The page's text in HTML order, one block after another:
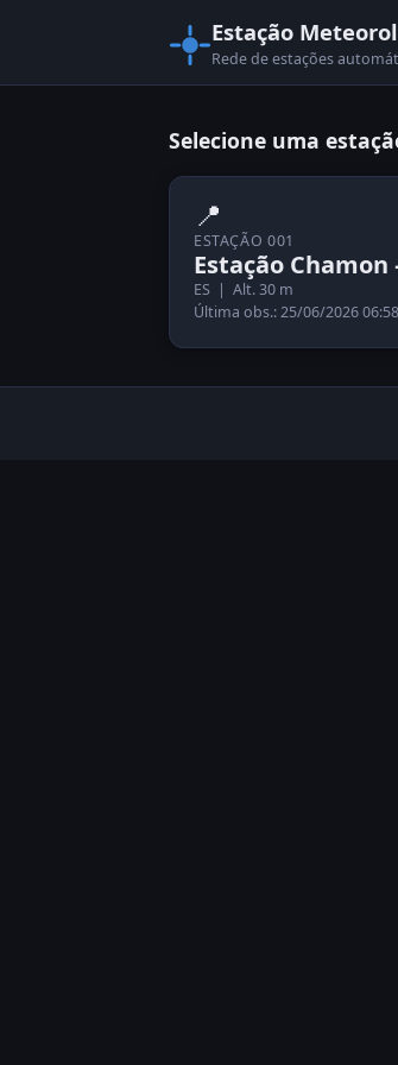
Estação
Rede de estações
Selecione uma
📍
ESTAÇÃO 001
Estação
ES | Alt. 30 m
Última obs.: 25/06/2026